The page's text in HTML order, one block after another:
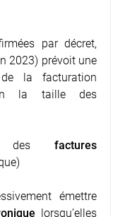
par décret,
2023) prévoit une
la facturation
la taille des
des factures
émettre
lorsqu’elles